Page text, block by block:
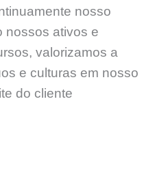
nosso
nossos ativos e
valorizamos a
e culturas em nosso
do cliente